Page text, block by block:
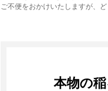
ご不便をおかけいたしますが、
本物の